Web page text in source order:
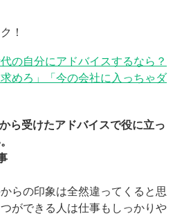
！
の自分にアドバイスするなら？
めろ」「今の会社に入っちゃダ
ら受けたアドバイスで役に立っ
らの印象は全然違ってくると思
ができる人は仕事もしっかりや